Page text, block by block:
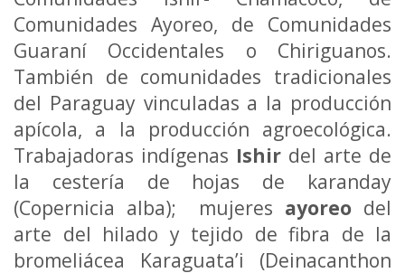
Comunidades Ayoreo, de Comunidades
Guaraní Occidentales o Chiriguanos.
También de comunidades tradicionales
del Paraguay vinculadas a la producción
apícola, a la producción agroecológica.
Trabajadoras indígenas Ishir del arte de
la cestería de hojas de karanday
(Copernicia alba); mujeres ayoreo del
arte del hilado y tejido de fibra de la
bromeliácea Karaguata’i (Deinacanthon